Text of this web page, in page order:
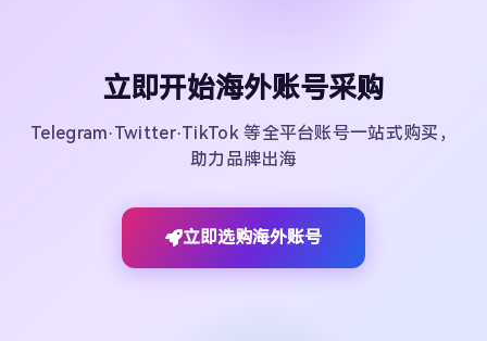
立即开始海外账号采购
Telegram·Twitter·TikTok 等全平台账号一站式购买，
助力品牌出海
立即选购海外账号